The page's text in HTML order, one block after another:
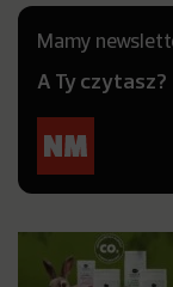
Mamy
A Ty czytasz?